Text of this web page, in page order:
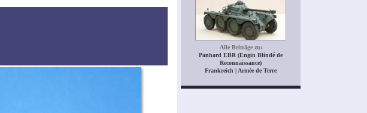
Alle Beiträge zu:
Panhard EBR (Engin Blindé de
Reconnaissance)
Frankreich | Armée de Terre